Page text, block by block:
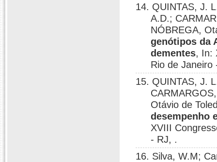
14. QUINTAS, J.
A.D.;
NÓBREGA,
genótipos da
dementes, In:
Rio de Janeiro
15. QUINTAS, J.
Otávio de
desempenho
XVIII
- RJ, .
16. Silva, W.M;